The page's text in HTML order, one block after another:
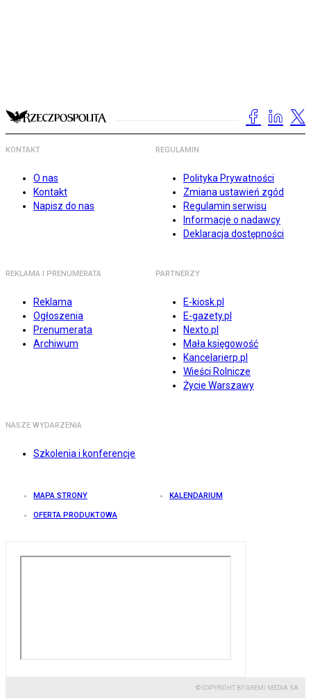
KONTAKT
O nas
Kontakt
Napisz do nas
REGULAMIN
Polityka Prywatności
Zmiana ustawień zgód
Regulamin serwisu
Informacje o nadawcy
Deklaracja dostępności
REKLAMA I PRENUMERATA
Reklama
Ogłoszenia
Prenumerata
Archiwum
PARTNERZY
E-kiosk.pl
E-gazety.pl
Nexto.pl
Mała księgowość
Kancelarierp.pl
Wieści Rolnicze
Życie Warszawy
NASZE WYDARZENIA
Szkolenia i konferencje
MAPA STRONY KALENDARIUM
OFERTA PRODUKTOWA
© COPYRIGHT BY GREMI MEDIA SA